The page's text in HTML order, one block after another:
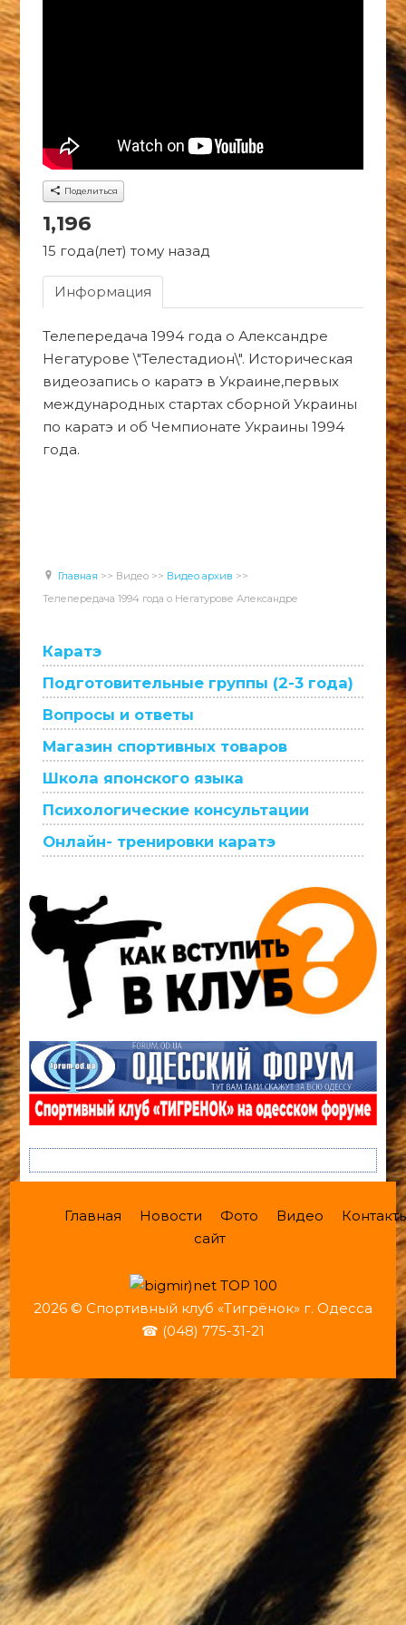
Поделиться
1,196
15 года(лет) тому назад
Информация
Телепередача 1994 года о Александре
Негатурове \"Телестадион\". Историческая
видеозапись о каратэ в Украине,первых
международных стартах сборной Украины
по каратэ и об Чемпионате Украины 1994
года.
Главная >> Видео >> Видео архив >>
Телепередача 1994 года о Негатурове Александре
Каратэ
Подготовительные группы (2-3 года)
Вопросы и ответы
Магазин спортивных товаров
Школа японского языка
Психологические консультации
Онлайн- тренировки каратэ
Главная Новости Фото Видео
сайт
2026 © Спортивный клуб «Тигрёнок» г. Одесса
☎ (048) 775-31-21